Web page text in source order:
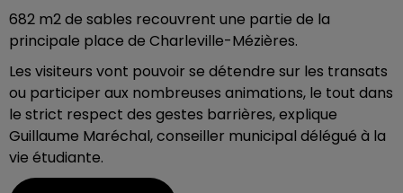
682 m2 de sables recouvrent une partie de la
principale place de Charleville-Mézières.
Les visiteurs vont pouvoir se détendre sur les transats
ou participer aux nombreuses animations, le tout dans
le strict respect des gestes barrières, explique
Guillaume Maréchal, conseiller municipal délégué à la
vie étudiante.